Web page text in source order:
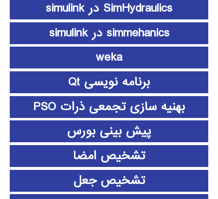
SimHydraulics در simulink
simmehanics در simulink
weka
برنامه نویسی Qt
بهنیه سازی تجمعی ذرات PSO
پیش بینی بورس
تشخیص امضا
تشخیص جعل